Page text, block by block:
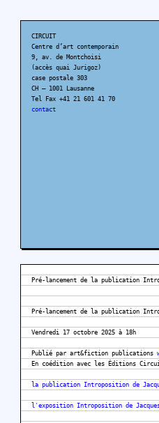
CIRCUIT
Centre d’art contemporain
9, av. de Montchoisi
(accès quai Jurigoz)
case postale 303
CH – 1001 Lausanne
Tel Fax +41 21 601 41 70
contact
Pré-lancement de la publication
Pré-lancement de la publication
Vendredi 17 octobre 2025 à 18h
Publié par art&fiction publications
En coédition avec les Éditions
la publication Introposition de
l'exposition Introposition de Jacques